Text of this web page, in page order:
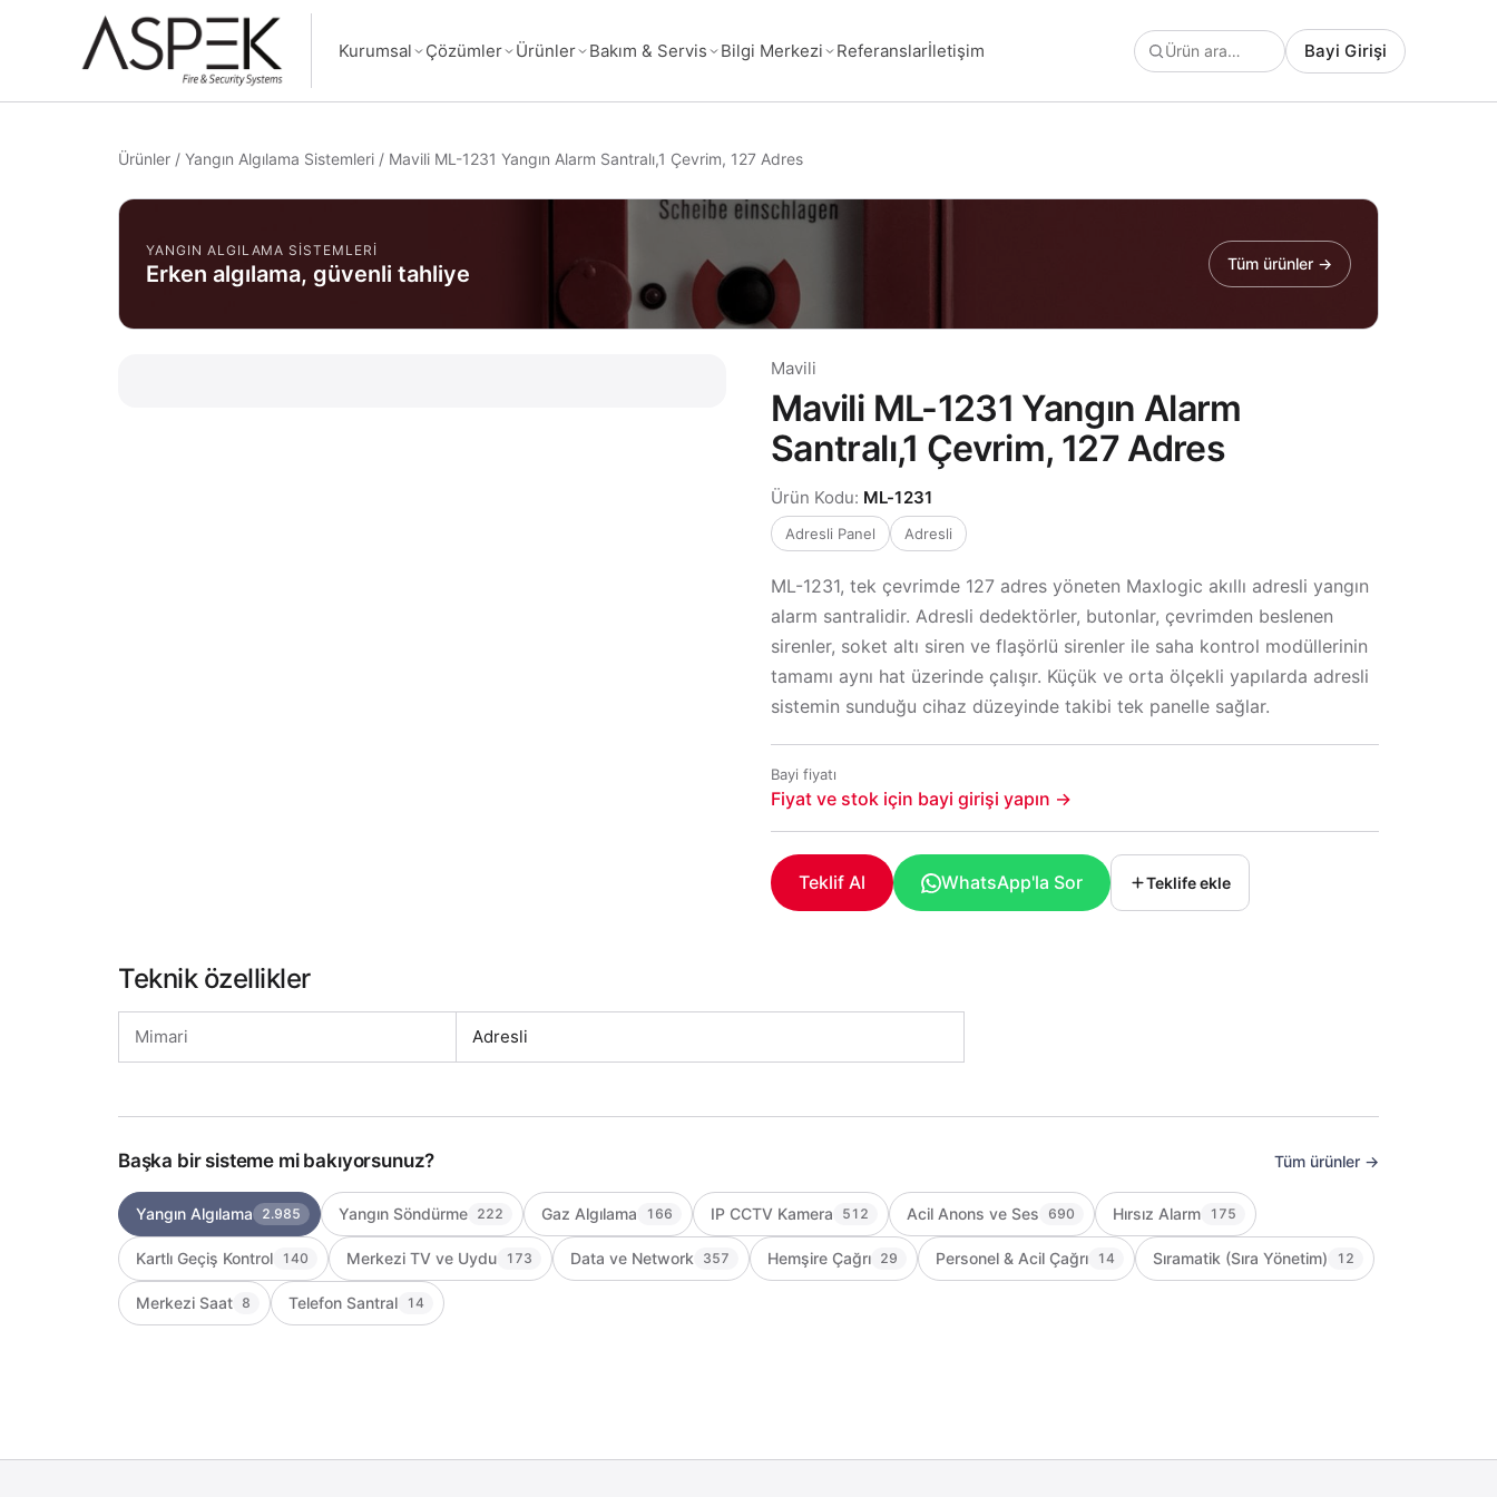
Kurumsal Çözümler Ürünler Bakım & Servis Bilgi Merkezi Referanslarİletişim Bayi Girişi
Ürünler / Yangın Algılama Sistemleri / Mavili ML-1231 Yangın Alarm Santralı,1 Çevrim, 127 Adres
YANGIN ALGILAMA SISTEMLERI
Erken algılama, güvenli tahliye Tüm ürünler →
Mavili
Mavili ML-1231 Yangın Alarm
Santralı,1 Çevrim, 127 Adres
Ürün Kodu: ML-1231
Adresli Panel Adresli
ML-1231, tek çevrimde 127 adres yöneten Maxlogic akıllı adresli yangın
alarm santralidir. Adresli dedektörler, butonlar, çevrimden beslenen
sirenler, soket altı siren ve flaşörlü sirenler ile saha kontrol modüllerinin
tamamı aynı hat üzerinde çalışır. Küçük ve orta ölçekli yapılarda adresli
sistemin sunduğu cihaz düzeyinde takibi tek panelle sağlar.
Bayi fiyatı
Fiyat ve stok için bayi girişi yapın →
Teklif Al WhatsApp'la Sor Teklife ekle
Teknik özellikler
Mimari Adresli
Başka bir sisteme mi bakıyorsunuz? Tüm ürünler →
Yangın Algılama 2.985 Yangın Söndürme 222 Gaz Algılama 166 IP CCTV Kamera 512 Acil Anons ve Ses 690 Hırsız Alarm 175
Kartlı Geçiş Kontrol 140 Merkezi TV ve Uydu 173 Data ve Network 357 Hemşire Çağrı 29 Personel & Acil Çağrı 14 Sıramatik (Sıra Yönetim) 12
Merkezi Saat 8 Telefon Santral 14